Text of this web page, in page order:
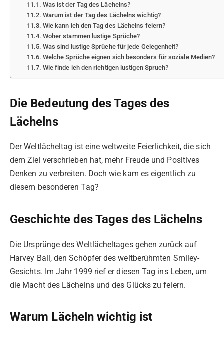
Was ist der Tag des Lächelns?
Warum ist der Tag des Lächelns wichtig?
Wie kann ich den Tag des Lächelns feiern?
Woher stammen lustige Sprüche?
Was sind lustige Sprüche für jede Gelegenheit?
Welche Sprüche eignen sich besonders für soziale Medien?
Wie finde ich den richtigen lustigen Spruch?
Die Bedeutung des Tages des
Lächelns
Der Weltlächeltag ist eine weltweite Feierlichkeit, die sich
dem Ziel verschrieben hat, mehr Freude und Positives
Denken zu verbreiten. Doch wie kam es eigentlich zu
diesem besonderen Tag?
Geschichte des Tages des Lächelns
Die Ursprünge des Weltlächeltages gehen zurück auf
Harvey Ball, den Schöpfer des weltberühmten Smiley-
Gesichts. Im Jahr 1999 rief er diesen Tag ins Leben, um
die Macht des Lächelns und des Glücks zu feiern.
Warum Lächeln wichtig ist